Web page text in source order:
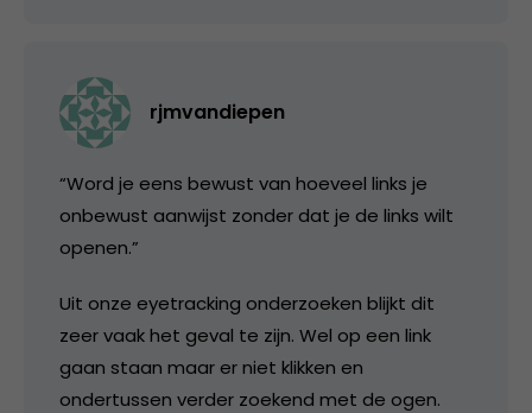
rjmvandiepen
“Word je eens bewust van hoeveel links je
onbewust aanwijst zonder dat je de links wilt
openen.”
Uit onze eyetracking onderzoeken blijkt dit
zeer vaak het geval te zijn. Wel op een link
gaan staan maar er niet klikken en
ondertussen verder zoekend met de ogen.